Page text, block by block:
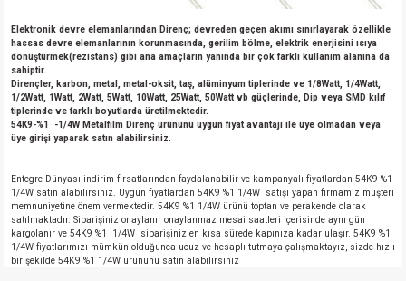
Elektronik devre elemanlarından Direnç; devreden geçen akımı sınırlayarak özellikle
hassas devre elemanlarının korunmasında, gerilim bölme, elektrik enerjisini ısıya
dönüştürmek(rezistans) gibi ana amaçların yanında bir çok farklı kullanım alanına da
sahiptir.
Dirençler, karbon, metal, metal-oksit, taş, alüminyum tiplerinde ve 1/8Watt, 1/4Watt,
1/2Watt, 1Watt, 2Watt, 5Watt, 10Watt, 25Watt, 50Watt vb güçlerinde, Dip veya SMD kılıf
tiplerinde ve farklı boyutlarda üretilmektedir.
54K9-%1 -1/4W Metalfilm Direnç ürününü uygun fiyat avantajı ile üye olmadan veya
üye girişi yaparak satın alabilirsiniz.
Entegre Dünyası indirim fırsatlarından faydalanabilir ve kampanyalı fiyatlardan 54K9 %1
1/4W satın alabilirsiniz. Uygun fiyatlardan 54K9 %1 1/4W satışı yapan firmamız müşteri
memnuniyetine önem vermektedir. 54K9 %1 1/4W ürünü toptan ve perakende olarak
satılmaktadır. Siparişiniz onaylanır onaylanmaz mesai saatleri içerisinde aynı gün
kargolanır ve 54K9 %1 1/4W siparişiniz en kısa sürede kapınıza kadar ulaşır. 54K9 %1
1/4W fiyatlarımızı mümkün olduğunca ucuz ve hesaplı tutmaya çalışmaktayız, sizde hızlı
bir şekilde 54K9 %1 1/4W ürününü satın alabilirsiniz